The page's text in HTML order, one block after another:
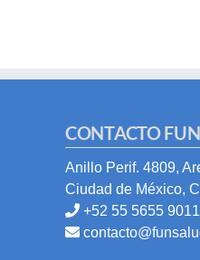
CONTACTO
Anillo Perif. 4809,
Ciudad de México,
+52 55 5655 9011